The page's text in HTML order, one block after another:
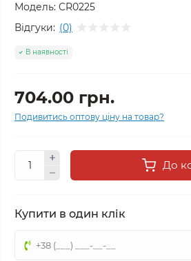
Модель: CR0225
Відгуки: (0)
В наявності
704.00 грн.
Подивитись оптову ціну на товар?
До
Купити в один клік